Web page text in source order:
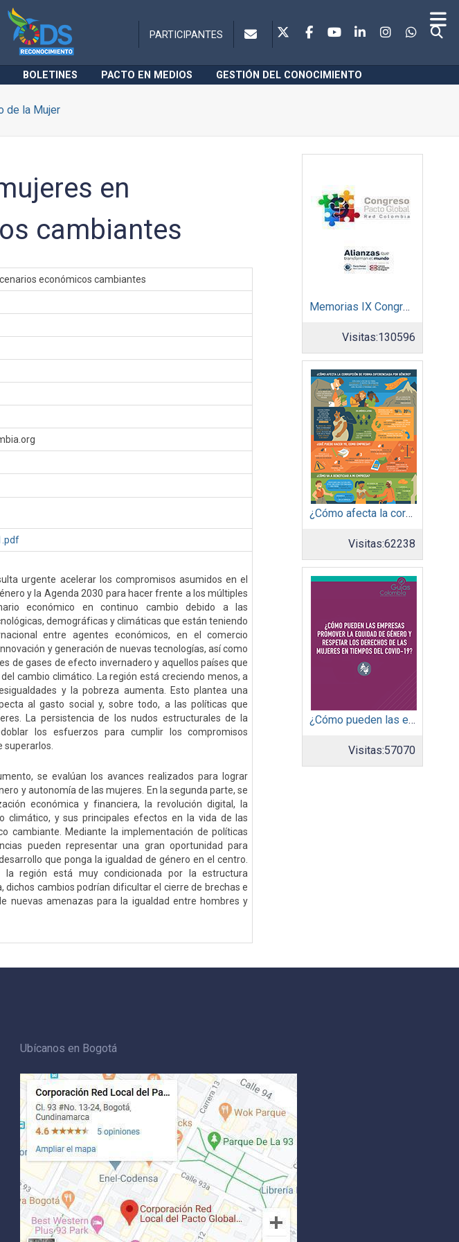
PARTICIPANTES
BOLETINES PACTO EN MEDIOS GESTIÓN DEL CONOCIMIENTO
de la Mujer
en
cambiantes
económicos cambiantes
urgente acelerar los compromisos asumidos en el
y la Agenda 2030 para hacer frente a los múltiples
económico en continuo cambio debido a las
demográficas y climáticas que están teniendo
entre agentes económicos, en el comercio
y generación de nuevas tecnologías, así como
de gases de efecto invernadero y aquellos países que
cambio climático. La región está creciendo menos, a
y la pobreza aumenta. Esto plantea una
al gasto social y, sobre todo, a las políticas que
La persistencia de los nudos estructurales de la
los esfuerzos para cumplir los compromisos
superarlos.
se evalúan los avances realizados para lograr
y autonomía de las mujeres. En la segunda parte, se
económica y financiera, la revolución digital, la
climático, y sus principales efectos en la vida de las
cambiante. Mediante la implementación de políticas
pueden representar una gran oportunidad para
que ponga la igualdad de género en el centro.
la región está muy condicionada por la estructura
dichos cambios podrían dificultar el cierre de brechas e
nuevas amenazas para la igualdad entre hombres y
Memorias IX Congreso Pacto Global 2019
Visitas:130596
¿Cómo afecta la corrupción de forma diferenciada por género?
Visitas:62238
¿Cómo pueden las empresas promover la equidad de género y respetar los derechos de las mujeres en tiempos del covid-19?
Visitas:57070
Ubícanos en Bogotá